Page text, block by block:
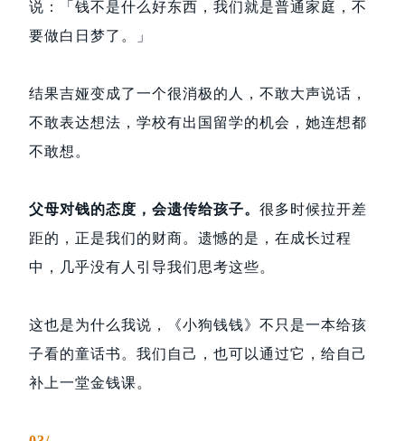
说：「钱不是什么好东西，我们就是普通家庭，不
要做白日梦了。」
结果吉娅变成了一个很消极的人，不敢大声说话，
不敢表达想法，学校有出国留学的机会，她连想都
不敢想。
父母对钱的态度，会遗传给孩子。 很多时候拉开差
距的，正是我们的财商。遗憾的是，在成长过程
中，几乎没有人引导我们思考这些。
这也是为什么我说，《小狗钱钱》不只是一本给孩
子看的童话书。我们自己，也可以通过它，给自己
补上一堂金钱课。